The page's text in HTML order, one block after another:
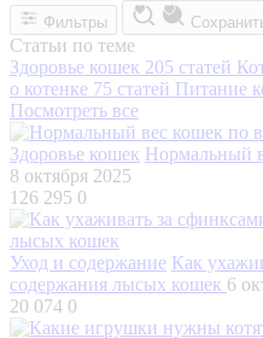
Фильтры
Статьи по теме
Здоровье кошек 205 статей
о котенке 75 статей Питание
Посмотреть все
Здоровье кошек Нормальный
8 октября 2025
126 295 0
Уход и содержание Как
содержания лысых кошек 6
20 074 0